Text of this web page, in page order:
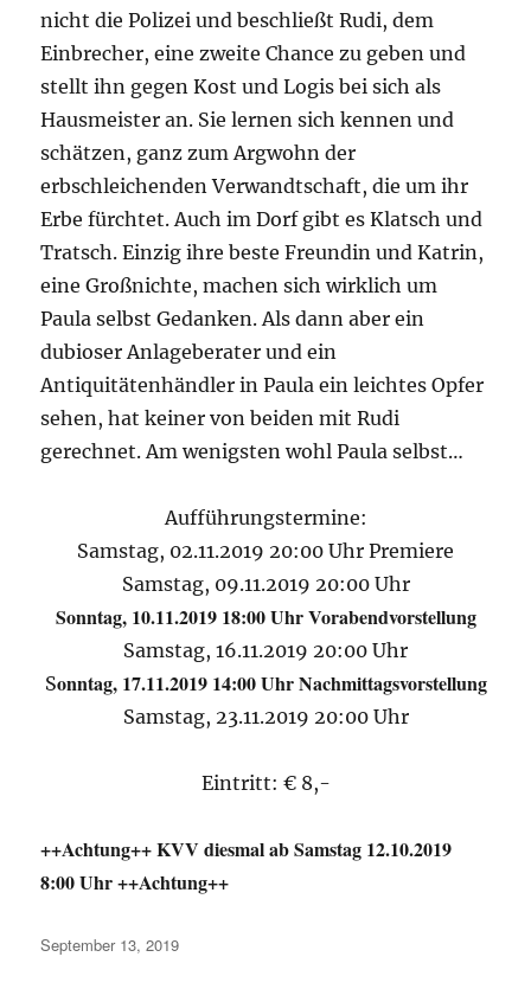
nicht die Polizei und beschließt Rudi, dem
Einbrecher, eine zweite Chance zu geben und
stellt ihn gegen Kost und Logis bei sich als
Hausmeister an. Sie lernen sich kennen und
schätzen, ganz zum Argwohn der
erbschleichenden Verwandtschaft, die um ihr
Erbe fürchtet. Auch im Dorf gibt es Klatsch und
Tratsch. Einzig ihre beste Freundin und Katrin,
eine Großnichte, machen sich wirklich um
Paula selbst Gedanken. Als dann aber ein
dubioser Anlageberater und ein
Antiquitätenhändler in Paula ein leichtes Opfer
sehen, hat keiner von beiden mit Rudi
gerechnet. Am wenigsten wohl Paula selbst…
Aufführungstermine:
Samstag, 02.11.2019 20:00 Uhr Premiere
Samstag, 09.11.2019 20:00 Uhr
Sonntag, 10.11.2019 18:00 Uhr Vorabendvorstellung
Samstag, 16.11.2019 20:00 Uhr
Sonntag, 17.11.2019 14:00 Uhr Nachmittagsvorstellung
Samstag, 23.11.2019 20:00 Uhr
Eintritt: € 8,-
++Achtung++ KVV diesmal ab Samstag 12.10.2019
8:00 Uhr ++Achtung++
Veröffentlicht
September 13, 2019